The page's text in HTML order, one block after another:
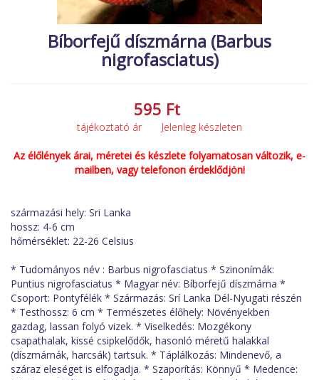
új élőlények
MACSKA
ÉLŐ ÉDESVÍZI
ÉLŐ TENGERI
EXTRA AKCIÓK
Bíborfejű díszmárna (Barbus
nigrofasciatus)
595 Ft
tájékoztató ár Jelenleg készleten
Az élőlények árai, méretei és készlete folyamatosan változik, e-
mailben, vagy telefonon érdeklődjön!
származási hely: Sri Lanka
hossz: 4-6 cm
hőmérséklet: 22-26 Celsius
* Tudományos név : Barbus nigrofasciatus * Szinonímák:
Puntius nigrofasciatus * Magyar név: Bíborfejű díszmárna *
Csoport: Pontyfélék * Származás: Srí Lanka Dél-Nyugati részén
* Testhossz: 6 cm * Természetes élőhely: Növényekben
gazdag, lassan folyó vizek. * Viselkedés: Mozgékony
csapathalak, kissé csipkelődők, hasonló méretű halakkal
(díszmárnák, harcsák) tartsuk. * Táplálkozás: Mindenevő, a
száraz eleséget is elfogadja. * Szaporítás: Könnyű * Medence: